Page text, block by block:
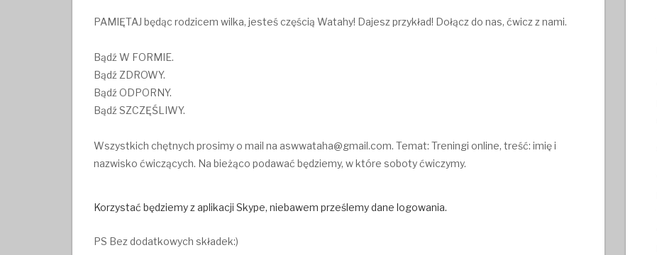
PAMIĘTAJ będąc rodzicem wilka, jesteś częścią Watahy! Dajesz przykład! Dołącz do nas, ćwicz z nami.
Bądź W FORMIE.
Bądź ZDROWY.
Bądź ODPORNY.
Bądź SZCZĘŚLIWY.
Wszystkich chętnych prosimy o mail na aswwataha@gmail.com. Temat: Treningi online, treść: imię i
nazwisko ćwiczących. Na bieżąco podawać będziemy, w które soboty ćwiczymy.
Korzystać będziemy z aplikacji Skype, niebawem prześlemy dane logowania.
PS Bez dodatkowych składek:)